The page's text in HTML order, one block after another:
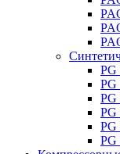
PG
PG
PG
PG
PG
PG